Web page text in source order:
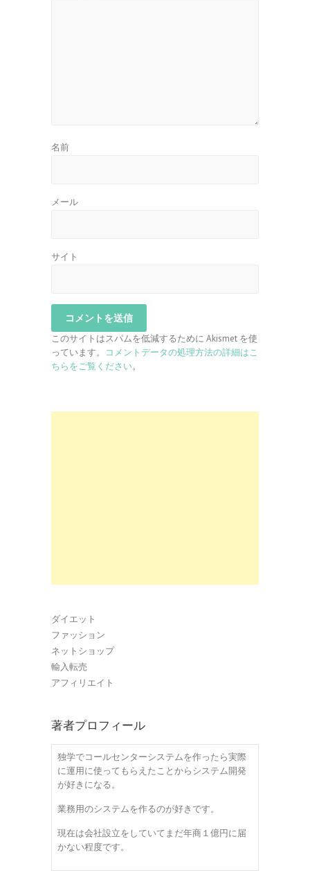
名前
メール
サイト
このサイトはスパムを低減するために Akismet を使
っています。
コメントデータの処理方法の詳細はこ
ちらをご覧ください。
ダイエット
ファッション
ネットショップ
輸入転売
アフィリエイト
著者プロフィール
独学でコールセンターシステムを作ったら実際
に運用に使ってもらえたことからシステム開発
が好きになる。
業務用のシステムを作るのが好きです。
現在は会社設立をしていてまだ年商１億円に届
かない程度です。